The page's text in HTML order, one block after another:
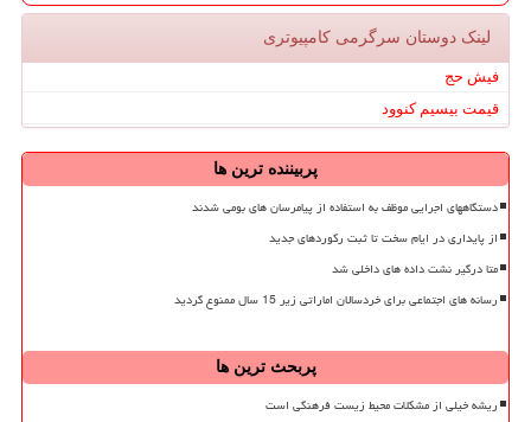
لینک دوستان سرگرمی كامپیوتری
فیش حج
قیمت بیسیم کنوود
پربیننده ترین ها
دستگاههای اجرایی موظف به استفاده از پیامرسان های بومی شدند
از پایداری در ایام سخت تا ثبت رکوردهای جدید
متا درگیر نشت داده های داخلی شد
رسانه های اجتماعی برای خردسالان اماراتی زیر 15 سال ممنوع گردید
پربحث ترین ها
ریشه خیلی از مشکلات محیط زیست فرهنگی است